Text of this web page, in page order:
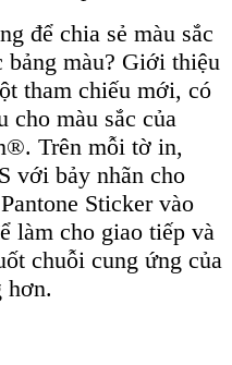
để chia sẻ màu sắc
bảng màu? Giới thiệu
tham chiếu mới, có
cho màu sắc của
Trên mỗi tờ in,
với bảy nhãn cho
Sticker vào
làm cho giao tiếp và
chuỗi cung ứng của
hơn.